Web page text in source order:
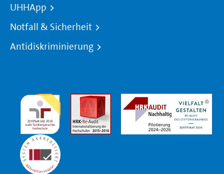
UHHApp
Notfall & Sicherheit
Antidiskriminierung